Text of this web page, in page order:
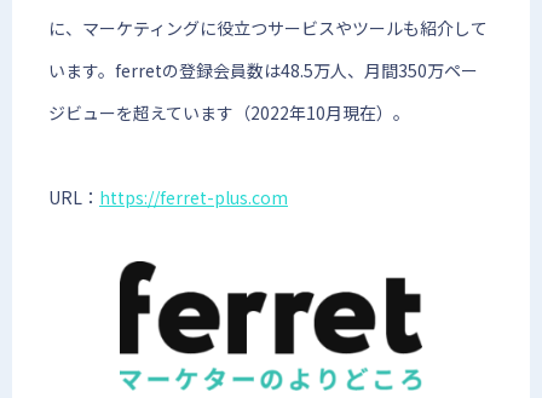
に、マーケティングに役立つサービスやツールも紹介して
います。ferretの登録会員数は48.5万人、月間350万ペー
ジビューを超えています（2022年10月現在）。
URL： https://ferret-plus.com